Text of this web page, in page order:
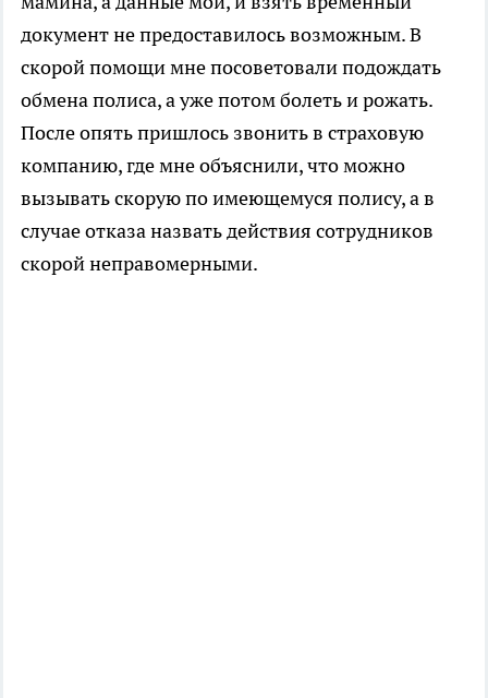
документ не предоставилось возможным. В
скорой помощи мне посоветовали подождать
обмена полиса, а уже потом болеть и рожать.
После опять пришлось звонить в страховую
компанию, где мне объяснили, что можно
вызывать скорую по имеющемуся полису, а в
случае отказа назвать действия сотрудников
скорой неправомерными.